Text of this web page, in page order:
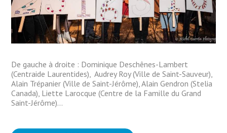
De gauche à droite : Dominique Deschênes-Lambert
(Centraide Laurentides), Audrey Roy (Ville de Saint-Sauveur),
Alain Trépanier (Ville de Saint-Jérôme), Alain Gendron (Stelia
Canada), Liette Larocque (Centre de la Famille du Grand
Saint-Jérôme)...